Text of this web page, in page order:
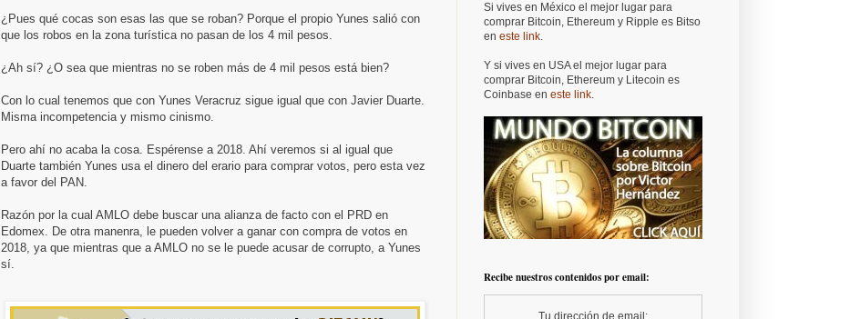
¿Pues qué cocas son esas las que se roban? Porque el propio Yunes salió con
que los robos en la zona turística no pasan de los 4 mil pesos.
¿Ah sí? ¿O sea que mientras no se roben más de 4 mil pesos está bien?
Con lo cual tenemos que con Yunes Veracruz sigue igual que con Javier Duarte.
Misma incompetencia y mismo cinismo.
Pero ahí no acaba la cosa. Espérense a 2018. Ahí veremos si al igual que
Duarte también Yunes usa el dinero del erario para comprar votos, pero esta vez
a favor del PAN.
Razón por la cual AMLO debe buscar una alianza de facto con el PRD en
Edomex. De otra manenra, le pueden volver a ganar con compra de votos en
2018, ya que mientras que a AMLO no se le puede acusar de corrupto, a Yunes
sí.
Si vives en México el mejor lugar para
comprar Bitcoin, Ethereum y Ripple es Bitso
en este link.
Y si vives en USA el mejor lugar para
comprar Bitcoin, Ethereum y Litecoin es
Coinbase en este link.
Recibe nuestros contenidos por email: